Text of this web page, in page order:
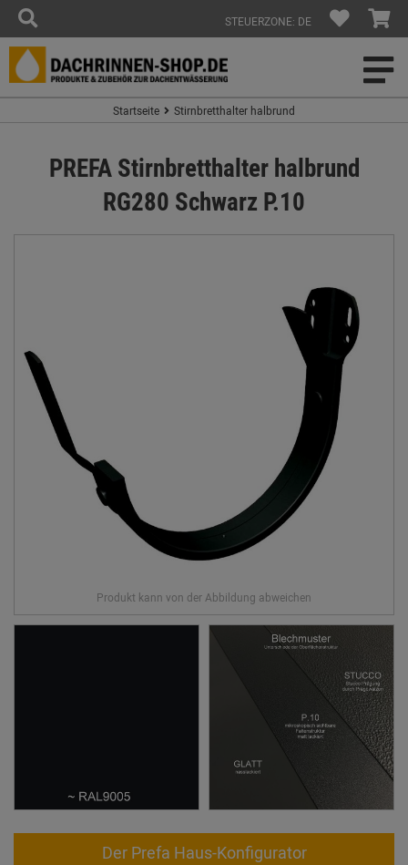
STEUERZONE: DE
Startseite Stirnbretthalter halbrund
PREFA Stirnbretthalter halbrund
RG280 Schwarz P.10
Der Prefa Haus-Konfigurator